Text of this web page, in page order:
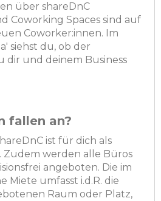
über shareDnC
Coworking Spaces sind auf
Coworker:innen. Im
siehst du, ob der
dir und deinem Business
fallen an?
ist für dich als
Zudem werden alle Büros
angeboten. Die im
Miete umfasst i.d.R. die
Raum oder Platz,